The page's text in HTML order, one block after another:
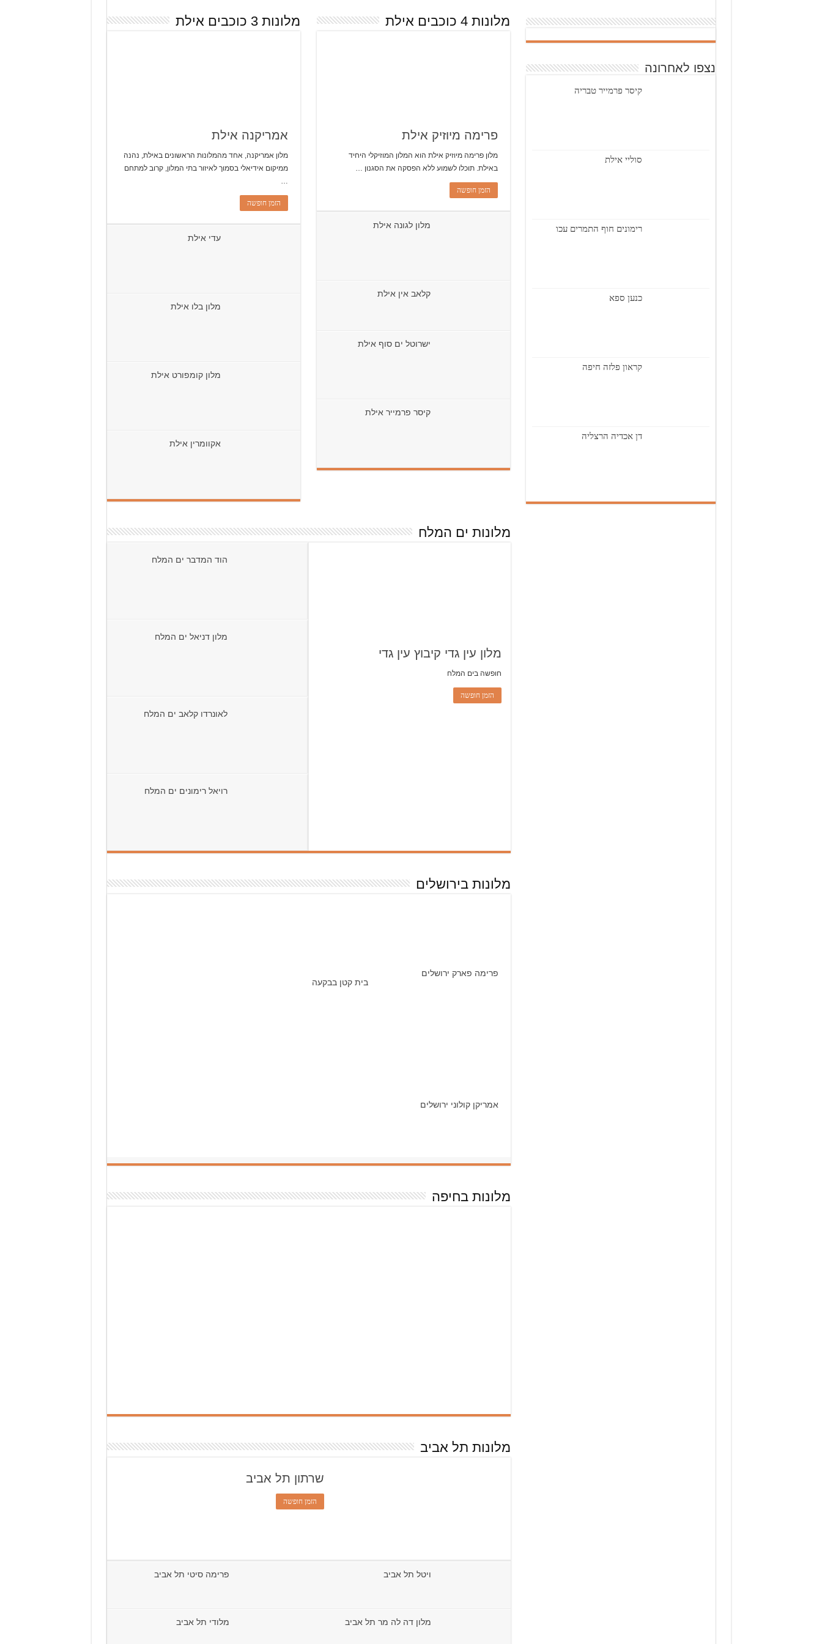
מלונות 3 כוכבים אילת
אמריקנה אילת
מלון אמריקנה, אחד מהמלונות הראשונים באילת, נהנה
ממיקום אידיאלי בסמוך לאיזור בתי המלון, קרוב למתחם
…
הזמן חופשה
עדי אילת
מלון בלו אילת
מלון קומפורט אילת
אקוומרין אילת
מלונות 4 כוכבים אילת
פרימה מיוזיק אילת
מלון פרימה מיוזיק אילת הוא המלון המוזיקלי היחיד
באילת. תוכלו לשמוע ללא הפסקה את הסגנון …
הזמן חופשה
מלון לגונה אילת
קלאב אין אילת
ישרוטל ים סוף אילת
קיסר פרמייר אילת
מלונות ים המלח
מלון עין גדי קיבוץ עין גדי
חופשה בים המלח
הזמן חופשה
הוד המדבר ים המלח
מלון דניאל ים המלח
לאונרדו קלאב ים המלח
רויאל רימונים ים המלח
מלונות בירושלים
פרימה פארק ירושלים
בית קטן בבקעה
אמריקן קולוני ירושלים
מלונות בחיפה
מלונות תל אביב
שרתון תל אביב
הזמן חופשה
ויטל תל אביב פרימה סיטי תל אביב
מלון דה לה מר תל אביב מלודי תל אביב
נצפו לאחרונה
קיסר פרמייר טבריה
סוליי אילת
רימונים חוף התמרים עכו
כנען ספא
קראון פלזה חיפה
דן אכדיה הרצליה